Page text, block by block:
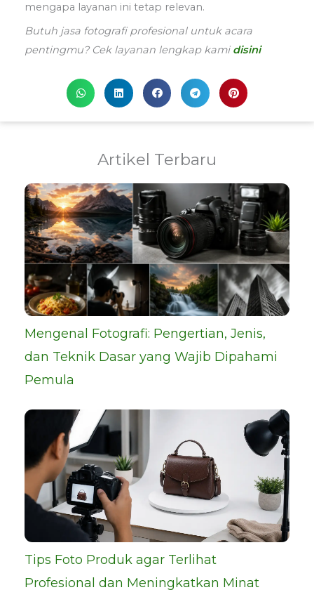
mengapa layanan ini tetap relevan.
Butuh jasa fotografi profesional untuk acara
pentingmu? Cek layanan lengkap kami disini
Artikel Terbaru
Mengenal Fotografi: Pengertian, Jenis,
dan Teknik Dasar yang Wajib Dipahami
Pemula
Tips Foto Produk agar Terlihat
Profesional dan Meningkatkan Minat